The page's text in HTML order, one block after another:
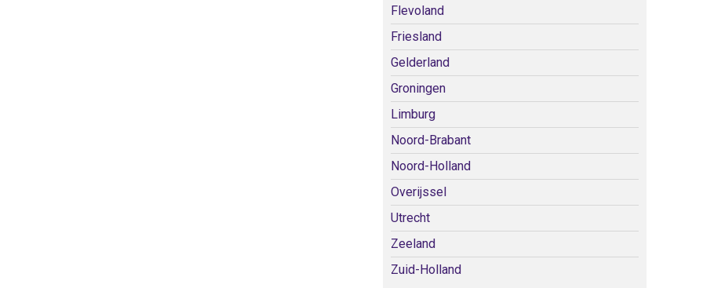
Flevoland
Friesland
Gelderland
Groningen
Limburg
Noord-Brabant
Noord-Holland
Overijssel
Utrecht
Zeeland
Zuid-Holland